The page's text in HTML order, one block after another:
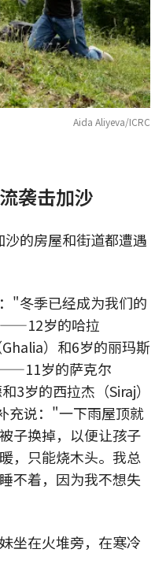
Aida Aliyeva/ICRC
袭击加沙
的房屋和街道都遭遇
"冬季已经成为我们的
——12岁的哈拉
）和6岁的丽玛斯
——11岁的萨克尔
3岁的西拉杰（Siraj）
充说："一下雨屋顶就
子换掉，以便让孩子
，只能烧木头。我总
不着，因为我不想失
坐在火堆旁，在寒冷